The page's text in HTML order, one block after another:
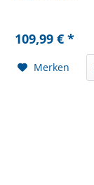
109,99 € *
Merken